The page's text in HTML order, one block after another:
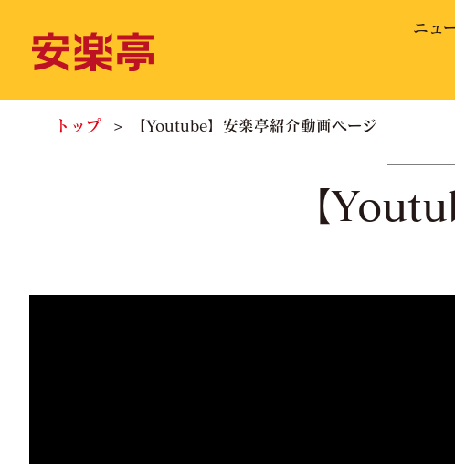
ニュ
トップ 【Youtube】安楽亭紹介動画ページ
【